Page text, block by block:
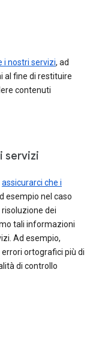
i nostri servizi, ad
al fine di restituire
contenuti
servizi
assicurarci che i
esempio nel caso
dei
tali informazioni
Ad esempio,
ortografici più di
di controllo